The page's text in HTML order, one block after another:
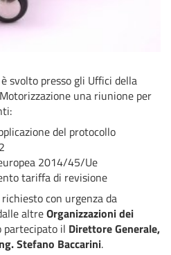
svolto presso gli Uffici della
una riunione per
del protocollo
2014/45/Ue
tariffa di revisione
con urgenza da
altreOrganizzazioni dei
partecipato il Direttore Generale,
Stefano Baccarini.